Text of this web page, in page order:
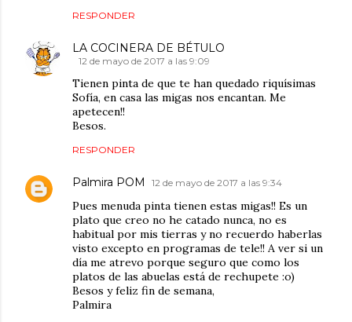
RESPONDER
LA COCINERA DE BÉTULO
12 de mayo de 2017 a las 9:09
Tienen pinta de que te han quedado riquísimas
Sofía, en casa las migas nos encantan. Me
apetecen!!
Besos.
RESPONDER
Palmira POM 12 de mayo de 2017 a las 9:34
Pues menuda pinta tienen estas migas!! Es un
plato que creo no he catado nunca, no es
habitual por mis tierras y no recuerdo haberlas
visto excepto en programas de tele!! A ver si un
día me atrevo porque seguro que como los
platos de las abuelas está de rechupete :o)
Besos y feliz fin de semana,
Palmira